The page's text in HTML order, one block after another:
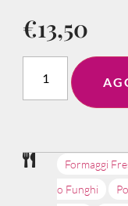
€13,50
Formaggi
o Funghi